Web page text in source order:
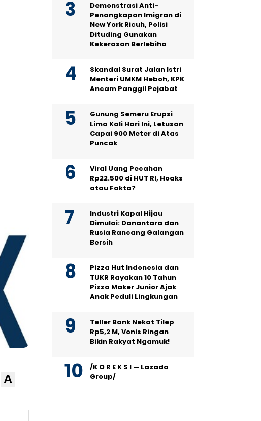
A
Demonstrasi Anti-
Penangkapan Imigran di
New York Ricuh, Polisi
Dituding Gunakan
Kekerasan Berlebiha
Skandal Surat Jalan Istri
Menteri UMKM Heboh, KPK
Ancam Panggil Pejabat
Gunung Semeru Erupsi
Lima Kali Hari Ini, Letusan
Capai 900 Meter di Atas
Puncak
Viral Uang Pecahan
Rp22.500 di HUT RI, Hoaks
atau Fakta?
Industri Kapal Hijau
Dimulai: Danantara dan
Rusia Rancang Galangan
Bersih
Pizza Hut Indonesia dan
TUKR Rayakan 10 Tahun
Pizza Maker Junior Ajak
Anak Peduli Lingkungan
Teller Bank Nekat Tilep
Rp5,2 M, Vonis Ringan
Bikin Rakyat Ngamuk!
/K O R E K S I — Lazada
Group/